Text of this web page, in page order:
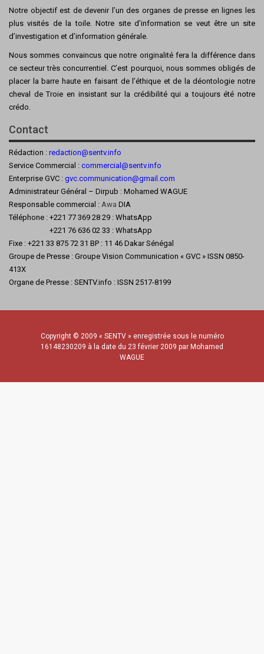
Notre objectif est de devenir l’un des organes de presse en lignes les
plus visités de la toile. Notre site d’information se veut être un site
d’investigation et d’information générale.
Nous sommes convaincus que notre originalité fera la différence dans
ce secteur très concurrentiel. C’est pourquoi, nous sommes obligés de
placer la barre haute en faisant de l’éthique et de la déontologie notre
cheval de Troie en insistant sur la crédibilité qui a toujours été notre
crédo.
Contact
Rédaction : redaction@sentv.info
Service Commercial : commercial@sentv.info
Enterprise GVC : gvc.communication@gmail.com
Administrateur Général – Dirpub : Mohamed WAGUE
Responsable commercial : Awa DIA
Téléphone : +221 77 369 28 29 : WhatsApp
+221 76 636 02 33 : WhatsApp
Fixe : +221 33 875 72 31 BP : 11 46 Dakar Sénégal
Groupe de Presse : Groupe Vision Communication « GVC » ISSN 0850-
413X
Organe de Presse : SENTV.info : ISSN 2517-8199
Copyright © 2009 « SENTV » enregistrée sous le numéro
16148230209 à la date du 23 février 2009 par Mohamed
WAGUE